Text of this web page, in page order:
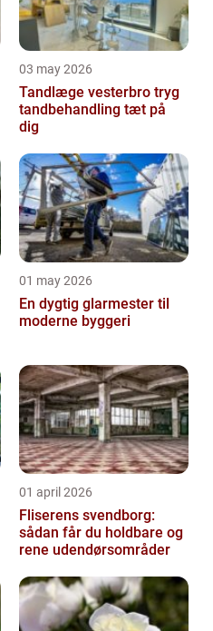
03 may 2026
Tandlæge vesterbro tryg
tandbehandling tæt på
dig
01 may 2026
En dygtig glarmester til
moderne byggeri
01 april 2026
Fliserens svendborg:
sådan får du holdbare og
rene udendørsområder